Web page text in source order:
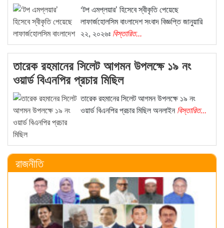
‘টপ এমপ্লয়ার’ হিসেবে স্বীকৃতি পেয়েছে
লাফার্জহোলসিম বাংলাদেশ সংবাদ বিজ্ঞপ্তি জানুয়ারি
২২, ২০২৬ঃ বিস্তারিত...
তারেক রহমানের সিলেট আগমন উপলক্ষে ১৯ নং
ওয়ার্ড বিএনপির প্রচার মিছিল
তারেক রহমানের সিলেট আগমন উপলক্ষে ১৯ নং
ওয়ার্ড বিএনপির প্রচার মিছিল অনলাইন বিস্তারিত...
রাজনীতি